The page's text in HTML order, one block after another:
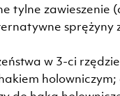
tylne zawieszenie
sprężyny
w 3-ci rzędzie